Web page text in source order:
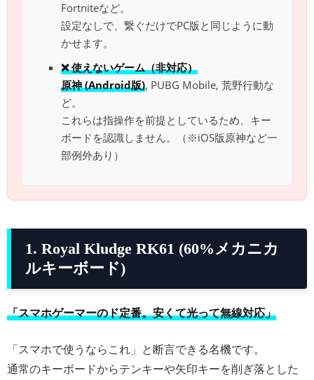
Fortniteなど。
設定なしで、繋ぐだけでPC版と同じように動
かせます。
❌ 使えないゲーム（非対応）
原神 (Android版), PUBG Mobile, 荒野行動な
ど。
これらは指操作を前提としているため、キー
ボードを認識しません。（※iOS版原神など一
部例外あり）
1. Royal Kludge RK61 (60%メカニカ
ルキーボード)
「スマホゲーマーのド定番。安くて光って無線対応」
「スマホで使うならこれ」と断言できる名機です。
通常のキーボードからテンキーや矢印キーを削ぎ落とした